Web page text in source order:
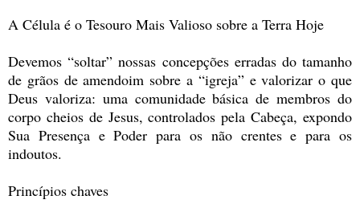
A Célula é o Tesouro Mais Valioso sobre a Terra Hoje
Devemos “soltar” nossas concepções erradas do tamanho
de grãos de amendoim sobre a “igreja” e valorizar o que
Deus valoriza: uma comunidade básica de membros do
corpo cheios de Jesus, controlados pela Cabeça, expondo
Sua Presença e Poder para os não crentes e para os
indoutos.
Princípios chaves